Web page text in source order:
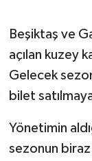
Beşiktaş ve
açılan kuzey
Gelecek
bilet
Yönetimin
sezonun